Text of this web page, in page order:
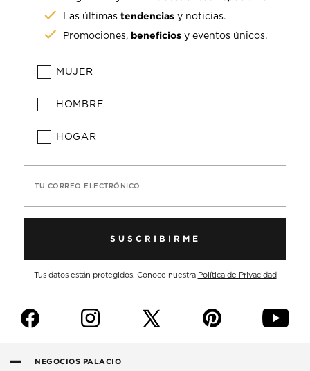
Las últimastendencias y noticias.
Promociones, beneficios y eventos únicos.
MUJER
HOMBRE
HOGAR
TU CORREO ELECTRÓNICO
SUSCRIBIRME
Tus datos están protegidos. Conoce nuestra Política de Privacidad
f i p y
NEGOCIOS PALACIO